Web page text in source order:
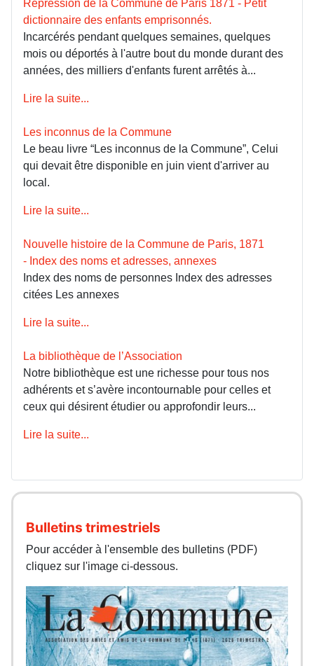
Répression de la Commune de Paris 1871 - Petit
dictionnaire des enfants emprisonnés.
Incarcérés pendant quelques semaines, quelques
mois ou déportés à l'autre bout du monde durant des
années, des milliers d'enfants furent arrêtés à...
Lire la suite...
Les inconnus de la Commune
Le beau livre “Les inconnus de la Commune”, Celui
qui devait être disponible en juin vient d'arriver au
local.
Lire la suite...
Nouvelle histoire de la Commune de Paris, 1871
- Index des noms et adresses, annexes
Index des noms de personnes Index des adresses
citées Les annexes
Lire la suite...
La bibliothèque de l’Association
Notre bibliothèque est une richesse pour tous nos
adhérents et s’avère incontournable pour celles et
ceux qui désirent étudier ou approfondir leurs...
Lire la suite...
Bulletins trimestriels
Pour accéder à l'ensemble des bulletins (PDF)
cliquez sur l'image ci-dessous.